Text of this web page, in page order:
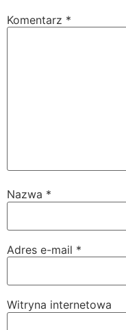
Komentarz *
Nazwa *
Adres e-mail *
Witryna internetowa